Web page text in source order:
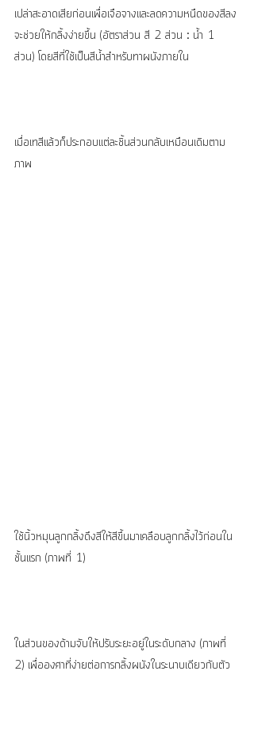
เปล่าสะอาดเสียก่อนเพื่อเจือจางและลดความหนืดของสีลง
จะช่วยให้กลิ้งง่ายขึ้น (อัตราส่วน สี 2 ส่วน : น้ำ 1
ส่วน) โดยสีที่ใช้เป็นสีน้ำสำหรับทาผนังภายใน
เมื่อเทสีแล้วก็ประกอบแต่ละชิ้นส่วนกลับเหมือนเดิมตาม
ภาพ
ใช้นิ้วหมุนลูกกลิ้งดึงสีให้สีขึ้นมาเคลือบลูกกลิ้งไว้ก่อนใน
ชั้นแรก (ภาพที่ 1)
ในส่วนของด้ามจับให้ปรับระยะอยู่ในระดับกลาง (ภาพที่
2) เพื่อองศาที่ง่ายต่อการกลิ้งผนังในระนาบเดียวกับตัว